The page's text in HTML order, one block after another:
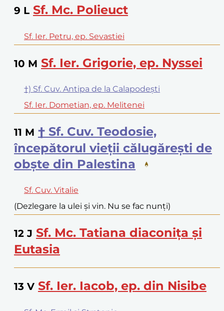
9 L Sf. Mc. Polieuct
Sf. Ier. Petru, ep. Sevastiei
10 M Sf. Ier. Grigorie, ep. Nyssei
†) Sf. Cuv. Antipa de la Calapodești
Sf. Ier. Dometian, ep. Melitenei
11 M † Sf. Cuv. Teodosie,
începătorul vieții călugărești de
obște din Palestina
Sf. Cuv. Vitalie
(Dezlegare la ulei și vin. Nu se fac nunți)
12 J Sf. Mc. Tatiana diaconița și
Eutasia
13 V Sf. Ier. Iacob, ep. din Nisibe